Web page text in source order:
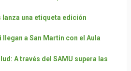
lanza una etiqueta edición
llegan a San Martin con el Aula
A través del SAMU supera las